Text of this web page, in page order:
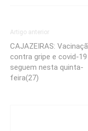
Artigo anterior
CAJAZEIRAS:
contra gripe e covid-19
seguem nesta quinta-
feira(27)